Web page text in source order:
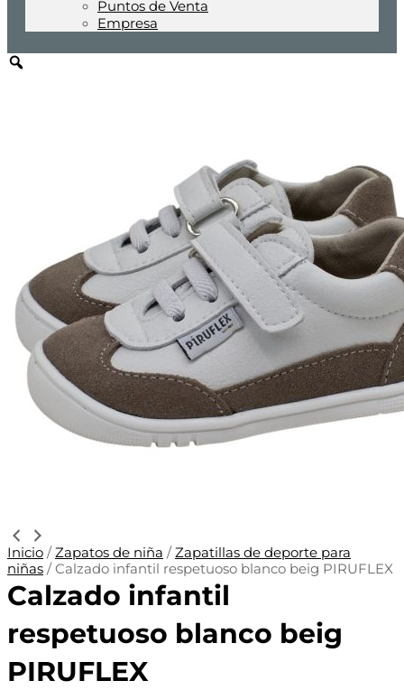
Puntos de Venta
Empresa
Inicio / Zapatos de niña / Zapatillas de deporte para
niñas / Calzado infantil respetuoso blanco beig PIRUFLEX
Calzado infantil
respetuoso blanco beig
PIRUFLEX